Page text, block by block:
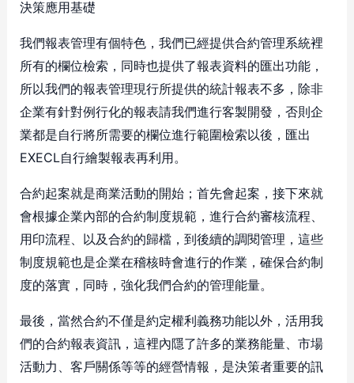
決策應用基礎
我們報表管理有個特色，我們已經提供合約管理系統裡
所有的欄位檢索，同時也提供了報表資料的匯出功能，
所以我們的報表管理現行所提供的統計報表不多，除非
企業有針對例行化的報表請我們進行客製開發，否則企
業都是自行將所需要的欄位進行範圍檢索以後，匯出
EXECL自行繪製報表再利用。
合約起案就是商業活動的開始；首先會起案，接下來就
會根據企業內部的合約制度規範，進行合約審核流程、
用印流程、以及合約的歸檔，到後續的調閱管理，這些
制度規範也是企業在稽核時會進行的作業，確保合約制
度的落實，同時，強化我們合約的管理能量。
最後，當然合約不僅是約定權利義務功能以外，活用我
們的合約報表資訊，這裡內隱了許多的業務能量、市場
活動力、客戶關係等等的經營情報，是決策者重要的訊